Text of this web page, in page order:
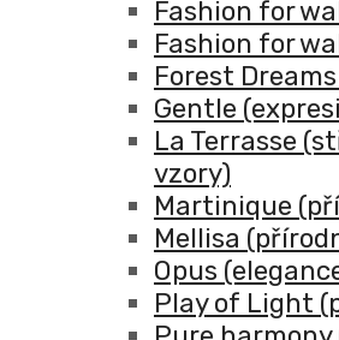
Fashion for
Fashion for
Forest
Gentle
La Terrasse
vzory)
Martinique
Mellisa
Opus
Play of Light